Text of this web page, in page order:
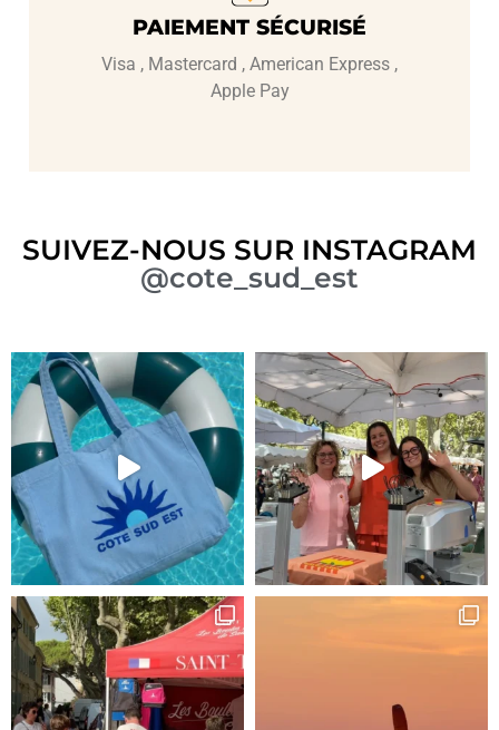
PAIEMENT SÉCURISÉ
Visa , Mastercard , American Express ,
Apple Pay
SUIVEZ-NOUS SUR INSTAGRAM
@cote_sud_est